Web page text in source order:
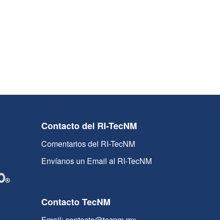
Contacto del RI-TecNM
Comentarios del RI-TecNM
Envíanos un Email al RI-TecNM
Contacto TecNM